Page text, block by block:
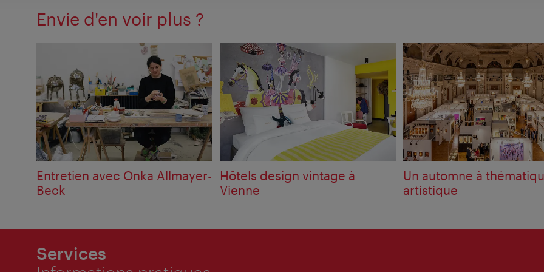
Envie d'en voir plus ?
Entretien avec Onka Allmayer-
Beck
Hôtels design vintage à
Vienne
Un automne à
artistique
Services